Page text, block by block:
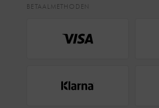
BETAALMETHODEN